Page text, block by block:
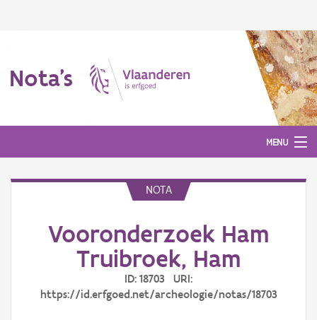
Nota's
MENU
Aanmelden
NOTA
Vooronderzoek Ham
Truibroek, Ham
ID: 18703 URI:
https://id.erfgoed.net/archeologie/notas/18703